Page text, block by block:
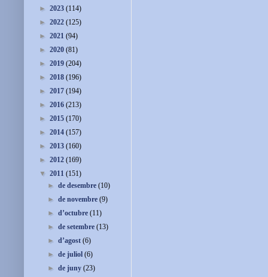
► 2023 (114)
► 2022 (125)
► 2021 (94)
► 2020 (81)
► 2019 (204)
► 2018 (196)
► 2017 (194)
► 2016 (213)
► 2015 (170)
► 2014 (157)
► 2013 (160)
► 2012 (169)
▼ 2011 (151)
►de desembre(10)
►de novembre(9)
►d’octubre(11)
►de setembre(13)
►d’agost(6)
►de juliol(6)
►de juny(23)